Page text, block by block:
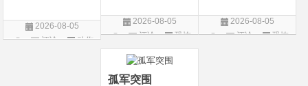
地: 澳大利亚◎
类 别: 惊悚 / 恐
语◎上映日期: 202
6-07-24(澳大利亚)
2026-08-05
评论
恐怖
片
焚场(台) / 鬼玩人6：
燃烧 / 鬼玩人崛起衍
2026-08-05
评论
恐怖
产 地: 美国◎
类 别: 西部◎
2026-08-05
评论
动作
孤军突围